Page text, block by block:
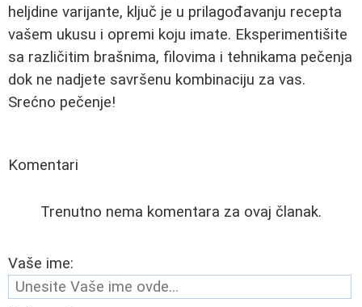
heljdine varijante, ključ je u prilagođavanju recepta
vašem ukusu i opremi koju imate. Eksperimentišite
sa različitim brašnima, filovima i tehnikama pečenja
dok ne nadjete savršenu kombinaciju za vas.
Srećno pečenje!
Komentari
Trenutno nema komentara za ovaj članak.
Vaše ime: